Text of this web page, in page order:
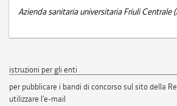
Azienda sanitaria universitaria Friuli Centrale
istruzioni per gli enti
per pubblicare i bandi di concorso sul sito della
utilizzare l'e-mail